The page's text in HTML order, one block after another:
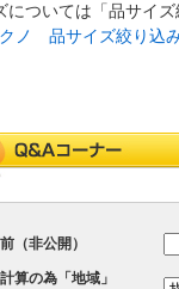
については「品サイ
ノ 品サイズ絞り込
（非公開）
算の為「地域」